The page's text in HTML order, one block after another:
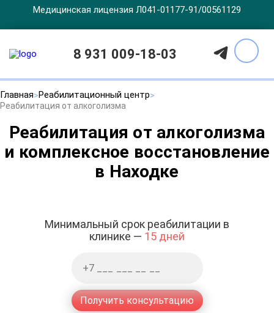
Медицинская лицензия Л041-01177-91/00561129
8 931 009-18-03
Главная Реабилитационный центр
Реабилитация от алкоголизма
Реабилитация от алкоголизма
и комплексное восстановление
в Находке
Минимальный срок реабилитации в
клинике — 15 дней
Получить консультацию